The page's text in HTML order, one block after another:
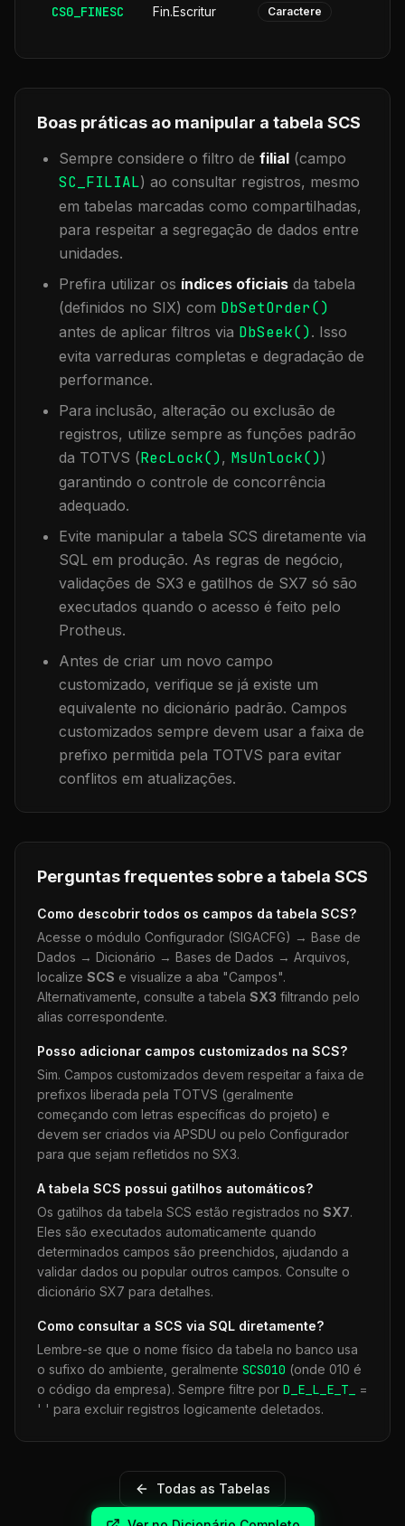
CS0_FINESC Fin.Escritur Caractere
Boas práticas ao manipular a tabela SCS
Sempre considere o filtro de filial (campo
SC_FILIAL) ao consultar registros, mesmo
em tabelas marcadas como compartilhadas,
para respeitar a segregação de dados entre
unidades.
Prefira utilizar os índices oficiais da tabela
(definidos no SIX) com DbSetOrder()
antes de aplicar filtros via DbSeek(). Isso
evita varreduras completas e degradação de
performance.
Para inclusão, alteração ou exclusão de
registros, utilize sempre as funções padrão
da TOTVS (RecLock(), MsUnlock())
garantindo o controle de concorrência
adequado.
Evite manipular a tabela SCS diretamente via
SQL em produção. As regras de negócio,
validações de SX3 e gatilhos de SX7 só são
executados quando o acesso é feito pelo
Protheus.
Antes de criar um novo campo
customizado, verifique se já existe um
equivalente no dicionário padrão. Campos
customizados sempre devem usar a faixa de
prefixo permitida pela TOTVS para evitar
conflitos em atualizações.
Perguntas frequentes sobre a tabela SCS
Como descobrir todos os campos da tabela SCS?
Acesse o módulo Configurador (SIGACFG) → Base de
Dados → Dicionário → Bases de Dados → Arquivos,
localize SCS e visualize a aba "Campos".
Alternativamente, consulte a tabela SX3 filtrando pelo
alias correspondente.
Posso adicionar campos customizados na SCS?
Sim. Campos customizados devem respeitar a faixa de
prefixos liberada pela TOTVS (geralmente
começando com letras específicas do projeto) e
devem ser criados via APSDU ou pelo Configurador
para que sejam refletidos no SX3.
A tabela SCS possui gatilhos automáticos?
Os gatilhos da tabela SCS estão registrados no SX7.
Eles são executados automaticamente quando
determinados campos são preenchidos, ajudando a
validar dados ou popular outros campos. Consulte o
dicionário SX7 para detalhes.
Como consultar a SCS via SQL diretamente?
Lembre-se que o nome físico da tabela no banco usa
o sufixo do ambiente, geralmente SCS010 (onde 010 é
o código da empresa). Sempre filtre por D_E_L_E_T_
=
' ' para excluir registros logicamente deletados.
Todas as Tabelas